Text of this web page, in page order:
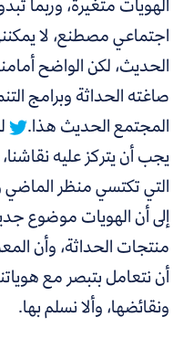
اجتماعي مصطنع، لا
الحديث، لكن الواضح
صاغته الحداثة وبرامج
المجتمع الحديث هذا.
يجب أن يتركز عليه
التي تكتسي منظر
إلى أن الهويات موضوع
منتجات الحداثة، وأن
أن نتعامل بتبصر مع
ونقائضها، وألا نسلم بها.